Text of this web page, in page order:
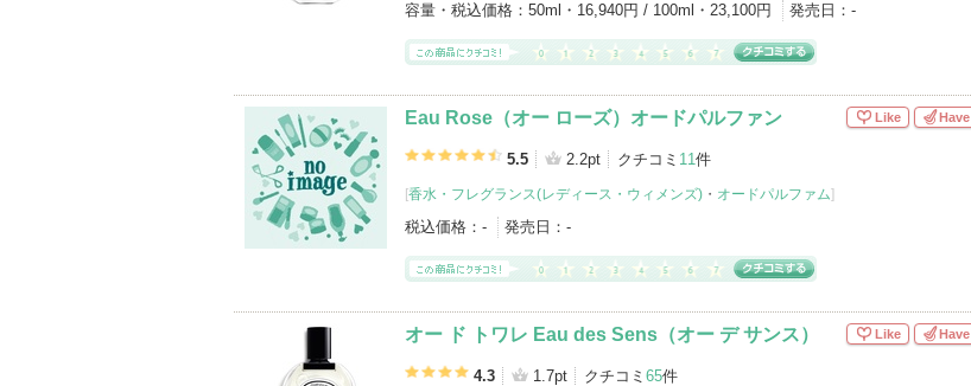
容量・税込価格： 50ml・16,940円 / 100ml・23,100円 発売日： -
Eau Rose（オー ローズ）オードパルファン
5.5 2.2pt クチコミ 11件
[香水・フレグランス(レディース・ウィメンズ) ・ オードパルファム]
税込価格： - 発売日： -
Like Have
オー ド トワレ Eau des Sens（オー デ サンス）
4.3 1.7pt クチコミ 65件
Like Have